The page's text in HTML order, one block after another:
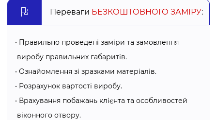
осіб. Встановлюються із внутрішньої або зовнішньої
сторін будівлі.
Придбати в компанії “Алсер” можна ще класичні
ролети та ролети “міні”. Класичні ролети
ролети типу “міні” чудово підійдуть для віконних стулок.
Як правильно зробити заміри та монтаж?
Переваги БЕЗКОШТОВНОГО ЗАМІРУ:
Правильно проведені заміри та замовлення
виробу правильних габаритів.
Ознайомлення зі зразками матеріалів.
Розрахунок вартості виробу.
Врахування побажань клієнта та особливостей
віконного отвору.